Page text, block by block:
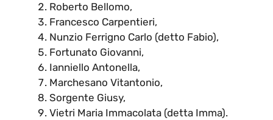
Roberto Bellomo,
Francesco Carpentieri,
Nunzio Ferrigno Carlo (detto Fabio),
Fortunato Giovanni,
Ianniello Antonella,
Marchesano Vitantonio,
Sorgente Giusy,
Vietri Maria Immacolata (detta Imma).